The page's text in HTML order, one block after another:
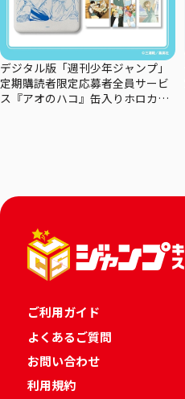
デジタル版「週刊少年ジャンプ」
定期購読者限定応募者全員サービ
ス『アオのハコ』缶入りホロカー
ご利用ガイド
よくあるご質問
お問い合わせ
利用規約